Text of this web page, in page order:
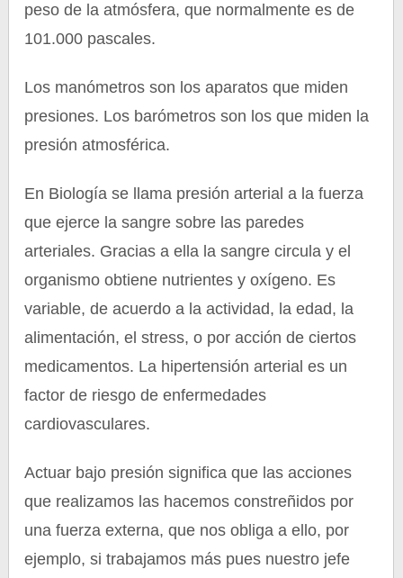
peso de la atmósfera, que normalmente es de
101.000 pascales.
Los manómetros son los aparatos que miden
presiones. Los barómetros son los que miden la
presión atmosférica.
En Biología se llama presión arterial a la fuerza
que ejerce la sangre sobre las paredes
arteriales. Gracias a ella la sangre circula y el
organismo obtiene nutrientes y oxígeno. Es
variable, de acuerdo a la actividad, la edad, la
alimentación, el stress, o por acción de ciertos
medicamentos. La hipertensión arterial es un
factor de riesgo de enfermedades
cardiovasculares.
Actuar bajo presión significa que las acciones
que realizamos las hacemos constreñidos por
una fuerza externa, que nos obliga a ello, por
ejemplo, si trabajamos más pues nuestro jefe